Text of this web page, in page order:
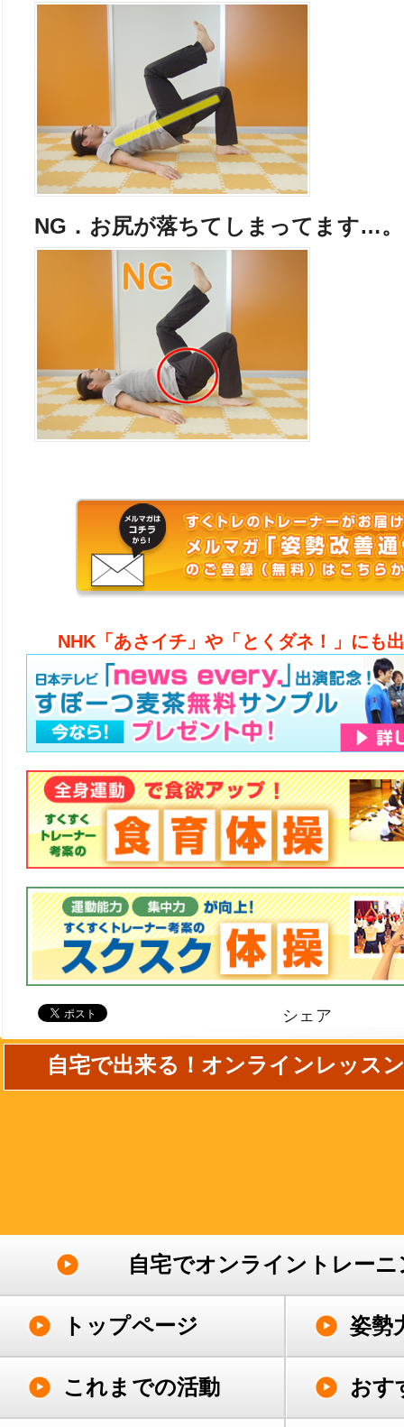
NG．お尻が落ちてしまってます…。
NHK「あさイチ」や「とくダネ！」にも
シェア
自宅で出来る！オンラインレッス
自宅でオンライントレーニ
トップページ 姿勢
これまでの活動 おす